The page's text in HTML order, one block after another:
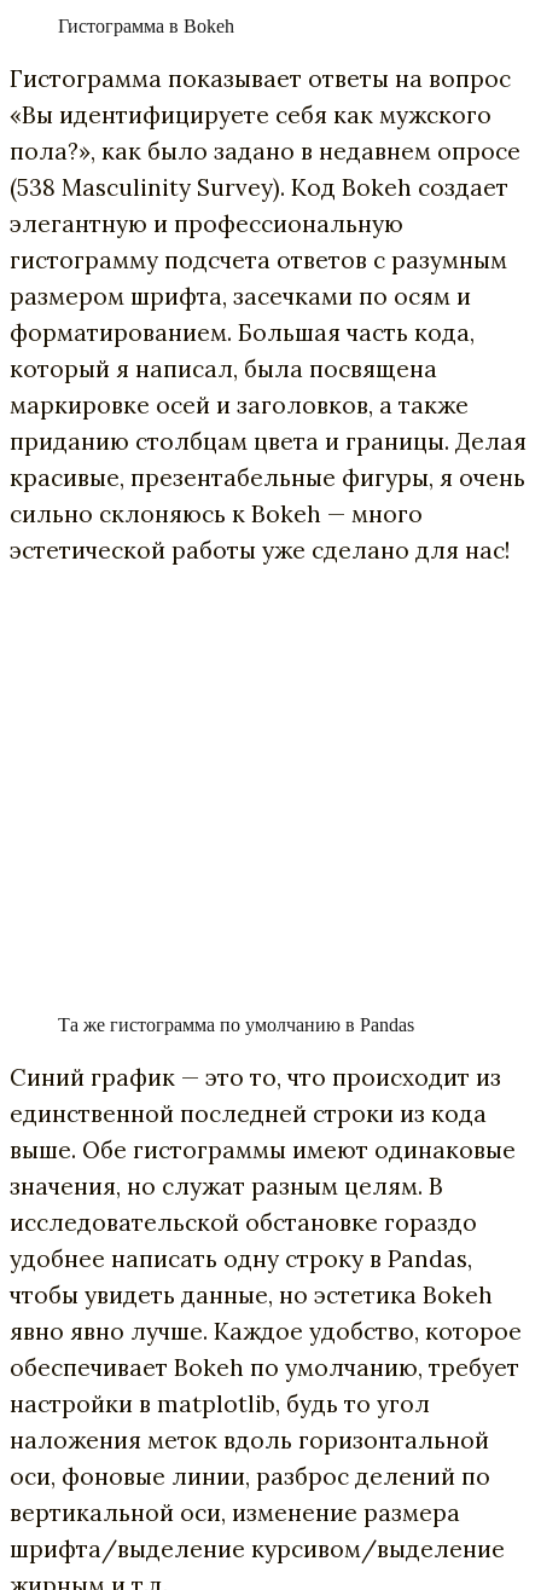
Гистограмма в Bokeh
Гистограмма показывает ответы на вопрос
«Вы идентифицируете себя как мужского
пола?», как было задано в недавнем опросе
(538 Masculinity Survey). Код Bokeh создает
элегантную и профессиональную
гистограмму подсчета ответов с разумным
размером шрифта, засечками по осям и
форматированием. Большая часть кода,
который я написал, была посвящена
маркировке осей и заголовков, а также
приданию столбцам цвета и границы. Делая
красивые, презентабельные фигуры, я очень
сильно склоняюсь к Bokeh — много
эстетической работы уже сделано для нас!
Та же гистограмма по умолчанию в Pandas
Синий график — это то, что происходит из
единственной последней строки из кода
выше. Обе гистограммы имеют одинаковые
значения, но служат разным целям. В
исследовательской обстановке гораздо
удобнее написать одну строку в Pandas,
чтобы увидеть данные, но эстетика Bokeh
явно явно лучше. Каждое удобство, которое
обеспечивает Bokeh по умолчанию, требует
настройки в matplotlib, будь то угол
наложения меток вдоль горизонтальной
оси, фоновые линии, разброс делений по
вертикальной оси, изменение размера
шрифта/выделение курсивом/выделение